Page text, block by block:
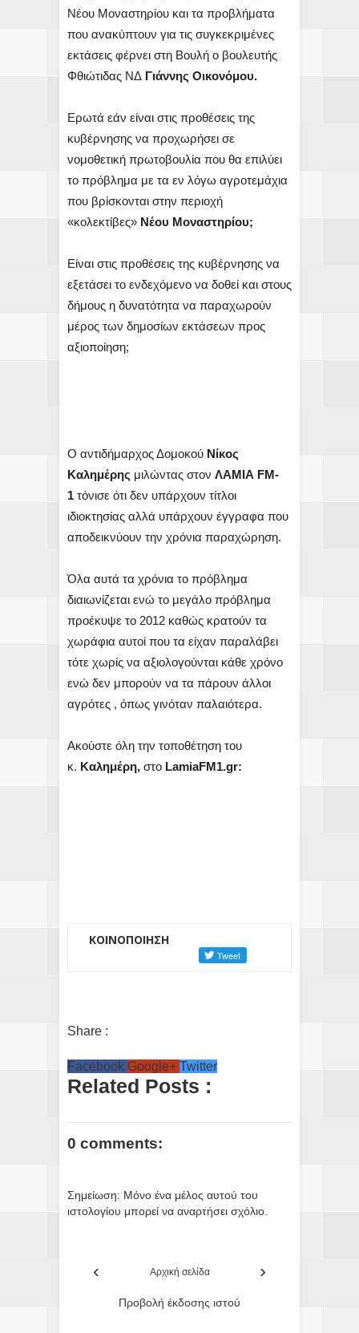
Νέου Μοναστηρίου και τα προβλήματα
που ανακύπτουν για τις συγκεκριμένες
εκτάσεις φέρνει στη Βουλή ο βουλευτής
Φθιώτιδας ΝΔ Γιάννης Οικονόμου.
Ερωτά εάν είναι στις προθέσεις της
κυβέρνησης να προχωρήσει σε
νομοθετική πρωτοβουλία που θα επιλύει
το πρόβλημα με τα εν λόγω αγροτεμάχια
που βρίσκονται στην περιοχή
«κολεκτίβες» Νέου Μοναστηρίου;
Είναι στις προθέσεις της κυβέρνησης να
εξετάσει το ενδεχόμενο να δοθεί και στους
δήμους η δυνατότητα να παραχωρούν
μέρος των δημοσίων εκτάσεων προς
αξιοποίηση;
Ο αντιδήμαρχος Δομοκού Νίκος
Καλημέρης μιλώντας στον ΛΑΜΙΑ FM-
1 τόνισε ότι δεν υπάρχουν τίτλοι
ιδιοκτησίας αλλά υπάρχουν έγγραφα που
αποδεικνύουν την χρόνια παραχώρηση.
Όλα αυτά τα χρόνια το πρόβλημα
διαιωνίζεται ενώ το μεγάλο πρόβλημα
προέκυψε το 2012 καθώς κρατούν τα
χωράφια αυτοί που τα είχαν παραλάβει
τότε χωρίς να αξιολογούνται κάθε χρόνο
ενώ δεν μπορούν να τα πάρουν άλλοι
αγρότες , όπως γινόταν παλαιότερα.
Ακούστε όλη την τοποθέτηση του
κ. Καλημέρη, στο LamiaFM1.gr:
ΚΟΙΝΟΠΟΙΗΣΗ
Share :
Facebook Google+ Twitter
Related Posts :
0 comments:
Σημείωση: Μόνο ένα μέλος αυτού του
ιστολογίου μπορεί να αναρτήσει σχόλιο.
‹ ›
Αρχική σελίδα
Προβολή έκδοσης ιστού